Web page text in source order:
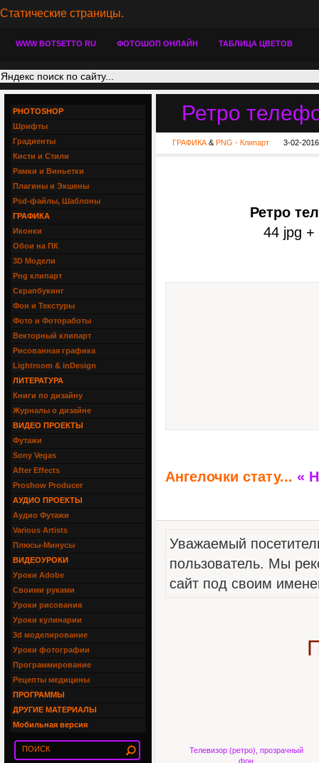
Статические страницы.
WWW BOTSETTO RU ФОТОШОП ОНЛАЙН ТАБЛИЦА ЦВЕТОВ
Ретро
ГРАФИКА & PNG - Клипарт 3-02-
Ретро
44 jpg +
Ангелочки стату... «
Уважаемый
пользователь. Мы
сайт под своим
Телевизор (ретро), прозрачный
фон
PHOTOSHOP
Шрифты
Градиенты
Кисти и Стили
Рамки и Виньетки
Плагины и Экшены
Psd-файлы, Шаблоны
ГРАФИКА
Иконки
Обои на ПК
3D Модели
Png клипарт
Скрапбукинг
Фон и Текстуры
Фото и Фотоработы
Векторный клипарт
Рисованная графика
Lightroom & inDesign
ЛИТЕРАТУРА
Книги по дизайну
Журналы о дизайне
ВИДЕО ПРОЕКТЫ
Футажи
Sony Vegas
After Effects
Proshow Producer
АУДИО ПРОЕКТЫ
Аудио Футажи
Various Artists
Плюсы-Минусы
ВИДЕОУРОКИ
Уроки Adobe
Своими руками
Уроки рисования
Уроки кулинарии
3d моделирование
Уроки фотографии
Программирование
Рецепты медицины
ПРОГРАММЫ
ДРУГИЕ МАТЕРИАЛЫ
Мобильная версия